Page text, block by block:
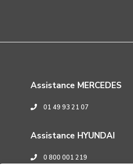
Assistance MERCEDES
01 49 93 21 07
Assistance HYUNDAI
0 800 001 219